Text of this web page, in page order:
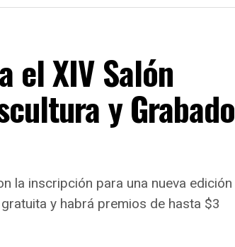
el XIV Salón
y Grabado
la inscripción para una nueva edición
y habrá premios de hasta $3